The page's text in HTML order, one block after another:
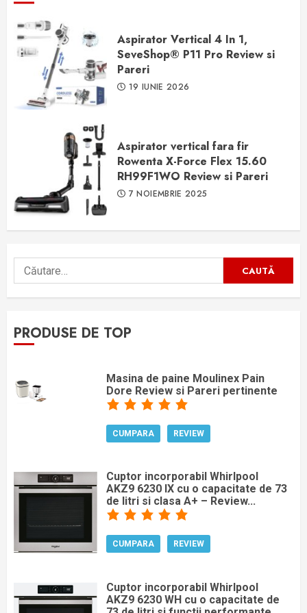
Aspirator Vertical 4 In 1,
SeveShop® P11 Pro Review si
Pareri
19 IUNIE 2026
Aspirator vertical fara fir
Rowenta X-Force Flex 15.60
RH99F1WO Review si Pareri
7 NOIEMBRIE 2025
Caută
după:
PRODUSE DE TOP
Masina de paine Moulinex Pain
Dore Review si Pareri pertinente
CUMPARA REVIEW
Cuptor incorporabil Whirlpool
AKZ9 6230 IX cu o capacitate de 73
de litri si clasa A+ – Review...
CUMPARA REVIEW
Cuptor incorporabil Whirlpool
AKZ9 6230 WH cu o capacitate de